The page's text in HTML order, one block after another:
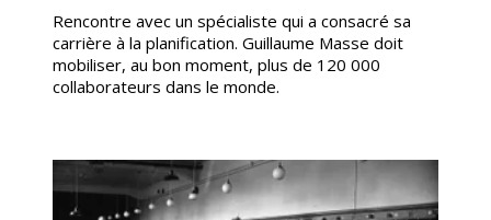
Rencontre avec un spécialiste qui a consacré sa
carrière à la planification. Guillaume Masse doit
mobiliser, au bon moment, plus de 120 000
collaborateurs dans le monde.